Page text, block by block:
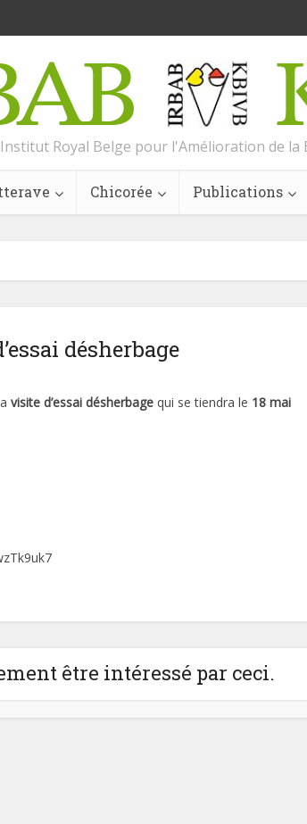
Institut Royal Belge pour l'Amélioration de la
Chicorée Publications
désherbage
visite d’essai désherbage qui se tiendra le 18 mai
être intéressé par ceci.